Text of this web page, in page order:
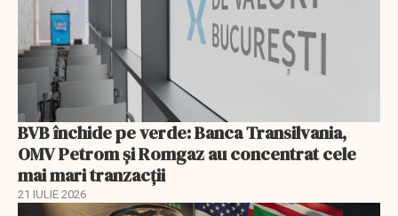
BVB închide pe verde: Banca Transilvania,
OMV Petrom și Romgaz au concentrat cele
mai mari tranzacții
21 IULIE 2026